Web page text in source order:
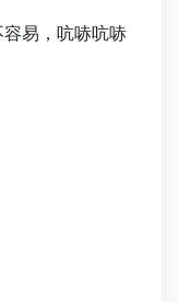
易，吭哧吭哧